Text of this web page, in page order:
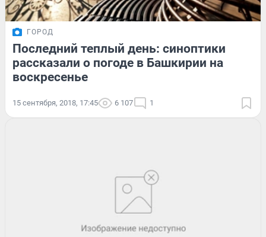
ГОРОД
Последний теплый день: синоптики
рассказали о погоде в Башкирии на
воскресенье
15 сентября, 2018, 17:45 6 107 1